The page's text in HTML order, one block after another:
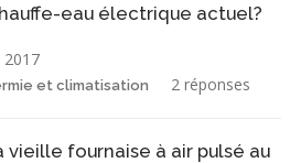
eau électrique actuel?
2017
et climatisation 2 réponses
vieille fournaise à air pulsé au